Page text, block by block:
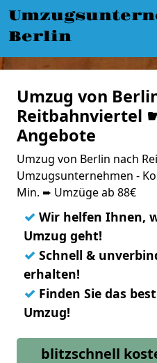
Berlin
Umzug von
Reitbahnviertel
Angebote
Umzug von Berlin nach
Umzugsunternehmen -
Min. ➨ Umzüge ab 88€
✓ Wir helfen Ihnen,
Umzug geht!
✓ Schnell &
erhalten!
✓ Finden Sie das
Umzug!
blitzschnell